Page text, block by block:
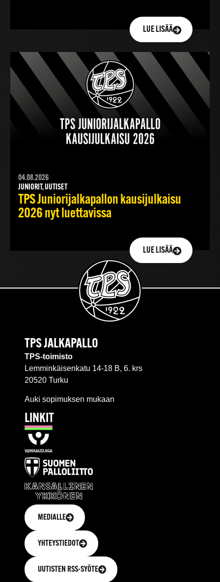
LUE LISÄÄ
04.08.2026
JUNIORIT, UUTISET
TPS Juniorijalkapallon kausijulkaisu
2026 nyt luettavissa
LUE LISÄÄ
TPS JALKAPALLO
TPS-toimisto
Lemminkäisenkatu 14-18 B, 6. krs
20520 Turku
Auki sopimuksen mukaan
LINKIT
MEDIALLE
YHTEYSTIEDOT
UUTISTEN RSS-SYÖTE